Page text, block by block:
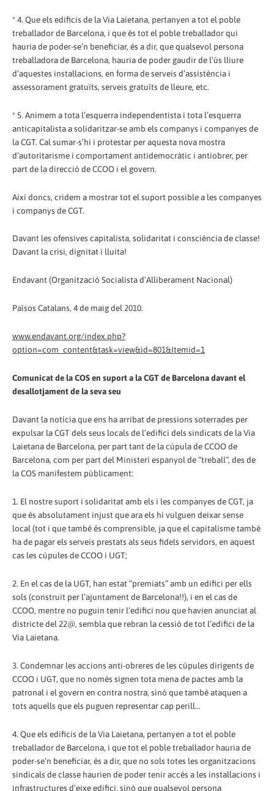
* 4. Que els edificis de la Via Laietana, pertanyen a tot el poble
treballador de Barcelona, i que és tot el poble treballador qui
hauria de poder-se’n beneficiar, és a dir, que qualsevol persona
treballadora de Barcelona, hauria de poder gaudir de l’ús lliure
d’aquestes instal·lacions, en forma de serveis d’assistència i
assessorament gratuïts, serveis gratuïts de lleure, etc.
* 5. Animem a tota l’esquerra independentista i tota l’esquerra
anticapitalista a solidaritzar-se amb els companys i companyes de
la CGT. Cal sumar-s’hi i protestar per aquesta nova mostra
d’autoritarisme i comportament antidemocràtic i antiobrer, per
part de la direcció de CCOO i el govern.
Així doncs, cridem a mostrar tot el suport possible a les companyes
i companys de CGT.
Davant les ofensives capitalista, solidaritat i consciència de classe!
Davant la crisi, dignitat i lluita!
Endavant (Organització Socialista d’Alliberament Nacional)
Països Catalans, 4 de maig del 2010.
www.endavant.org/index.php?
option=com_content&task=view&id=801&Itemid=1
Comunicat de la COS en suport a la CGT de Barcelona davant el
desallotjament de la seva seu
Davant la notícia que ens ha arribat de pressions soterrades per
expulsar la CGT dels seus locals de l’edifici dels sindicats de la Via
Laietana de Barcelona, per part tant de la cúpula de CCOO de
Barcelona, com per part del Ministeri espanyol de “treball”, des de
la COS manifestem públicament:
1. El nostre suport i solidaritat amb els i les companyes de CGT, ja
que és absolutament injust que ara els hi vulguen deixar sense
local (tot i que també és comprensible, ja que el capitalisme també
ha de pagar els serveis prestats als seus fidels servidors, en aquest
cas les cúpules de CCOO i UGT;
2. En el cas de la UGT, han estat “premiats” amb un edifici per ells
sols (construit per l’ajuntament de Barcelona!!), i en el cas de
CCOO, mentre no puguin tenir l’edifici nou que havien anunciat al
districte del 22@, sembla que rebran la cessió de tot l’edifici de la
Via Laietana.
3. Condemnar les accions anti-obreres de les cúpules dirigents de
CCOO i UGT, que no només signen tota mena de pactes amb la
patronal i el govern en contra nostra, sinó que també ataquen a
tots aquells que els puguen representar cap perill...
4. Que els edificis de la Via Laietana, pertanyen a tot el poble
treballador de Barcelona, i que tot el poble treballador hauria de
poder-se’n beneficiar, és a dir, que no sols totes les organitzacions
sindicals de classe haurien de poder tenir accés a les instal·lacions i
infrastructures d’eixe edifici, sinó que qualsevol persona